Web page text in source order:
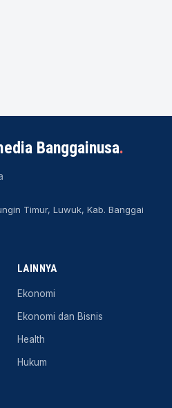
Banggainusa.
Timur, Luwuk, Kab. Banggai
LAINNYA
Ekonomi
Ekonomi dan Bisnis
Health
Hukum